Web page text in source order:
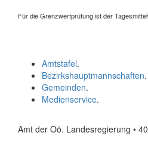
Für die Grenzwertprüfung ist der
Amtstafel.
Bezirkshauptmannschaften.
Gemeinden.
Medienservice.
Amt der Oö. Landesregierung •